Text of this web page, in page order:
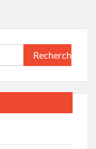
Rechercher :